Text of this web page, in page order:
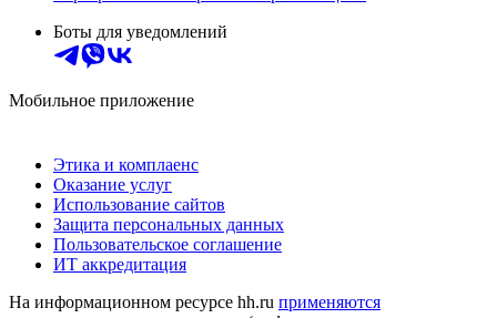
Боты для уведомлений
Мобильное приложение
Этика и комплаенс
Оказание услуг
Использование сайтов
Защита персональных данных
Пользовательское соглашение
ИТ аккредитация
На информационном ресурсе hh.ru применяются